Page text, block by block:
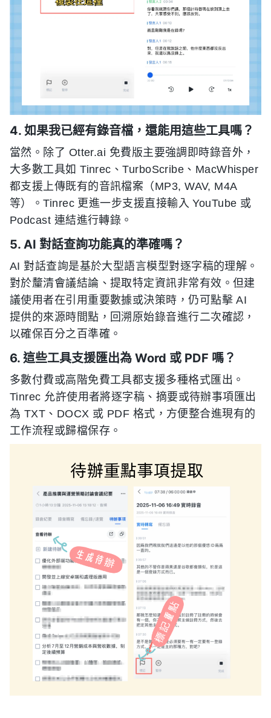
4. 如果我已經有錄音檔，還能用這些工具嗎？
當然。除了 Otter.ai 免費版主要強調即時錄音外，
大多數工具如 Tinrec、TurboScribe、MacWhisper
都支援上傳既有的音訊檔案（MP3, WAV, M4A
等）。Tinrec 更進一步支援直接輸入 YouTube 或
Podcast 連結進行轉錄。
5. AI 對話查詢功能真的準確嗎？
AI 對話查詢是基於大型語言模型對逐字稿的理解。
對於釐清會議結論、提取特定資訊非常有效。但建
議使用者在引用重要數據或決策時，仍可點擊 AI
提供的來源時間點，回溯原始錄音進行二次確認，
以確保百分之百準確。
6. 這些工具支援匯出為 Word 或 PDF 嗎？
多數付費或高階免費工具都支援多種格式匯出。
Tinrec 允許使用者將逐字稿、摘要或待辦事項匯出
為 TXT、DOCX 或 PDF 格式，方便整合進現有的
工作流程或歸檔保存。